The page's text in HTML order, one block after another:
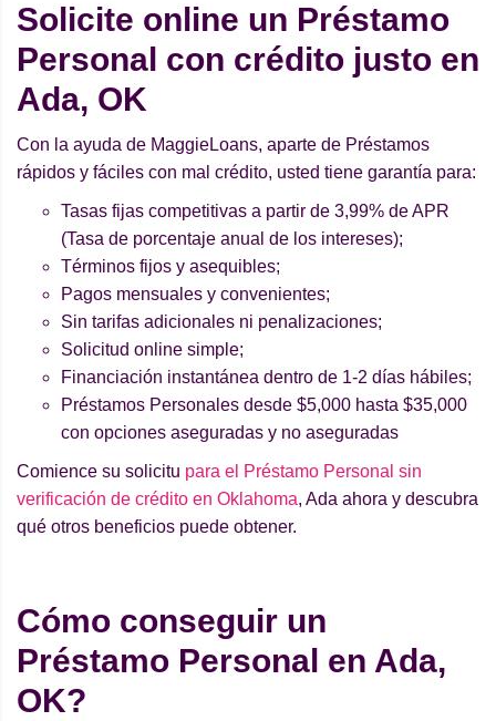
Solicite online un Préstamo
Personal con crédito justo en
Ada, OK
Con la ayuda de MaggieLoans, aparte de Préstamos
rápidos y fáciles con mal crédito, usted tiene garantía para:
Tasas fijas competitivas a partir de 3,99% de APR
(Tasa de porcentaje anual de los intereses);
Términos fijos y asequibles;
Pagos mensuales y convenientes;
Sin tarifas adicionales ni penalizaciones;
Solicitud online simple;
Financiación instantánea dentro de 1-2 días hábiles;
Préstamos Personales desde $5,000 hasta $35,000
con opciones aseguradas y no aseguradas
Comience su solicitu para el Préstamo Personal sin
verificación de crédito en Oklahoma, Ada ahora y descubra
qué otros beneficios puede obtener.
Cómo conseguir un
Préstamo Personal en Ada,
OK?